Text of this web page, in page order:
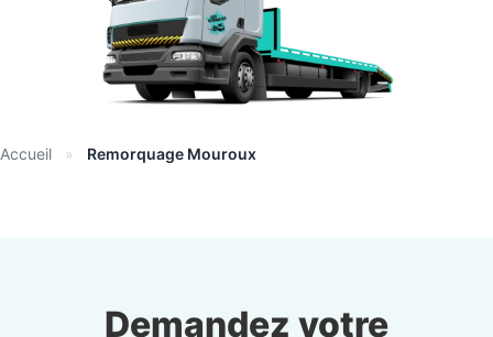
Accueil » Remorquage Mouroux
Demandez votre